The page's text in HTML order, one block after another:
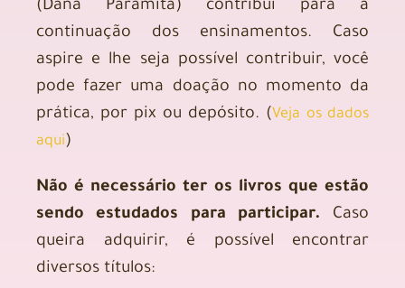
(Dana Paramita) contribui para a
continuação dos ensinamentos. Caso
aspire e lhe seja possível contribuir, você
pode fazer uma doação no momento da
prática, por pix ou depósito. (Veja os dados
aqui)
Não é necessário ter os livros que estão
sendo estudados para participar. Caso
queira adquirir, é possível encontrar
diversos títulos: